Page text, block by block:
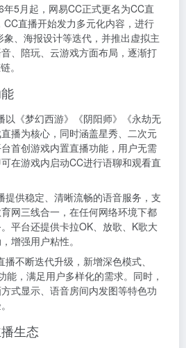
年5月起，网易CC正式更名为CC直
直播开始发力多元化内容，进行
、海报设计等迭代，并推出虚拟主
、陪玩、云游戏方面布局，逐渐打
。
以《梦幻西游》《阴阳师》《永劫无
播为核心，同时涵盖星秀、二次元
首创游戏内置直播功能，用户无需
在游戏内启动CC进行语聊和观看直
提供稳定、清晰流畅的语音服务，支
网三线合一，在任何网络环境下都
平台还提供卡拉OK、放歌、K歌大
增强用户粘性。
播不断迭代升级，新增深色模式、
能，满足用户多样化的需求。同时，
式显示、语音房间内发图等特色功
生态